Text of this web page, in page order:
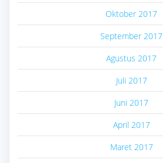
Oktober 2017
September 2017
Agustus 2017
Juli 2017
Juni 2017
April 2017
Maret 2017